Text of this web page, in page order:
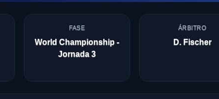
FASE
World Championship -
Jornada 3
ÁRBITRO
D. Fischer